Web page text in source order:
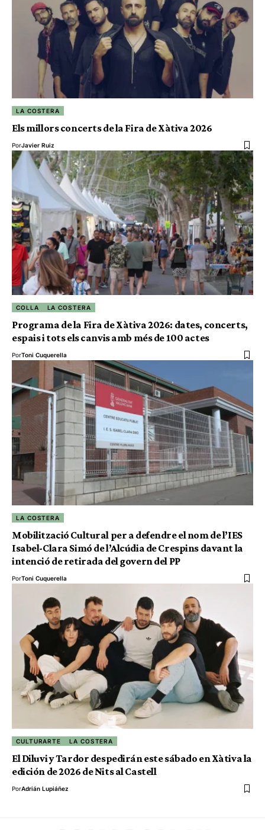
LA COSTERA
Els millors concerts de la Fira de Xàtiva 2026
PorJavier Ruiz
COLLA LA COSTERA
Programa de la Fira de Xàtiva 2026: dates, concerts,
espais i tots els canvis amb més de 100 actes
PorToni Cuquerella
LA COSTERA
Mobilització Cultural per a defendre el nom de l’IES
Isabel-Clara Simó de l’Alcúdia de Crespins davant la
intenció de retirada del govern del PP
PorToni Cuquerella
CULTURARTE LA COSTERA
El Diluvi y Tardor despedirán este sábado en Xàtiva la
edición de 2026 de Nits al Castell
PorAdrián Lupiáñez